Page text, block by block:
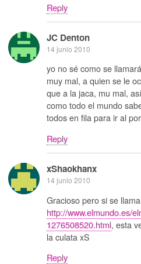
Reply
JC Denton
14 junio 2010
yo no sé como se
muy mal, a quien se le
que a la jaca, mu mal,
como todo el mundo
todos en fila para ir al
Reply
xShaokhanx
14 junio 2010
Gracioso pero si se
http://www.elmundo.es/
1276508520.html, esta
la culata xS
Reply